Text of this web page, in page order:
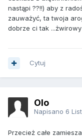
nastąpi ??!!) aby z
zauważyć, ta twoja
dobrze ci tak
Cytuj
Olo
Napisano 6
Przecież całe